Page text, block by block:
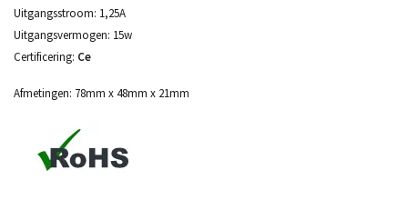
Uitgangsstroom: 1,25A
Uitgangsvermogen: 15w
Certificering: Ce
Afmetingen: 78mm x 48mm x 21mm